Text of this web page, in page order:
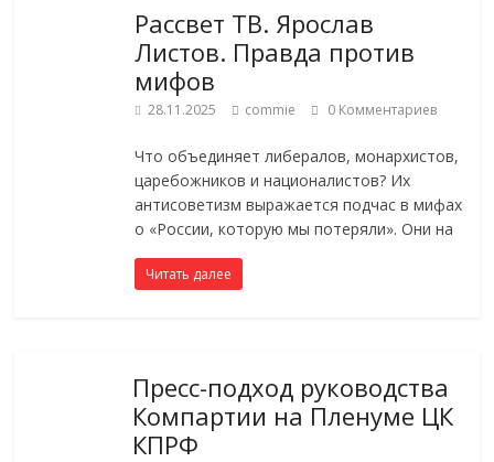
Рассвет ТВ. Ярослав
Листов. Правда против
мифов
28.11.2025 commie 0 Комментариев
Что объединяет либералов, монархистов,
царебожников и националистов? Их
антисоветизм выражается подчас в мифах
о «России, которую мы потеряли». Они на
Читать далее
Пресс-подход руководства
Компартии на Пленуме ЦК
КПРФ